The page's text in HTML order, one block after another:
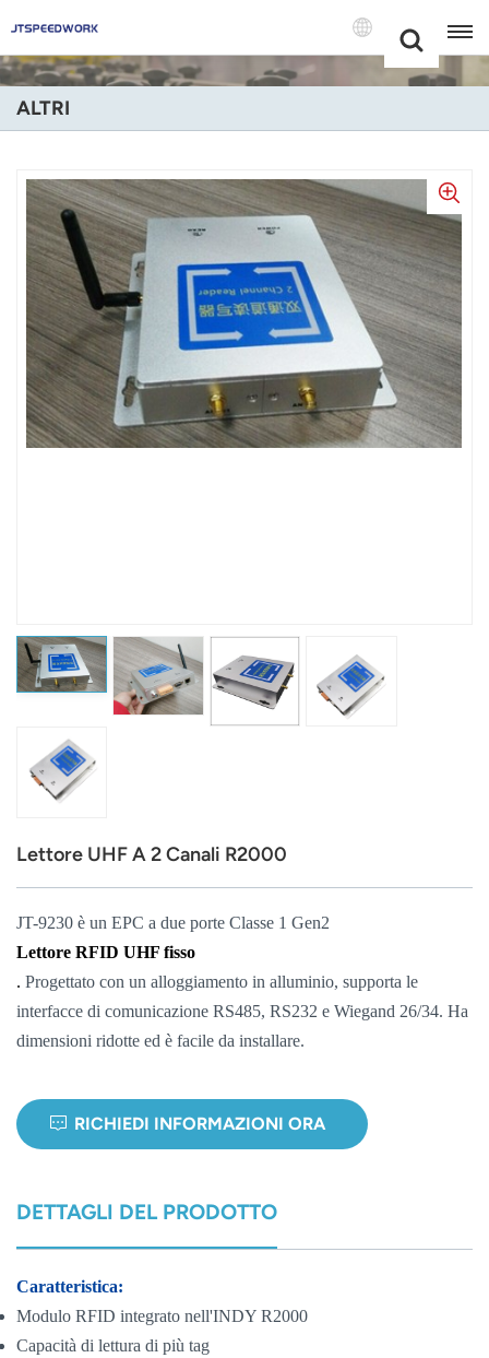
+86 -18681515767
English
Français
Deutsch
Русский
Italiano
Español
Português
Türk
Ελληνικά
Tiếng Việt
norsk
ALTRI
Lettore UHF A 2 Canali R2000
JT-9230 è un EPC a due porte Classe 1 Gen2
Lettore RFID UHF fisso
. Progettato con un alloggiamento in alluminio, supporta le
interfacce di comunicazione RS485, RS232 e Wiegand 26/34. Ha
dimensioni ridotte ed è facile da installare.
RICHIEDI INFORMAZIONI ORA
DETTAGLI DEL PRODOTTO
Caratteristica:
Modulo RFID integrato nell'INDY R2000
Capacità di lettura di più tag